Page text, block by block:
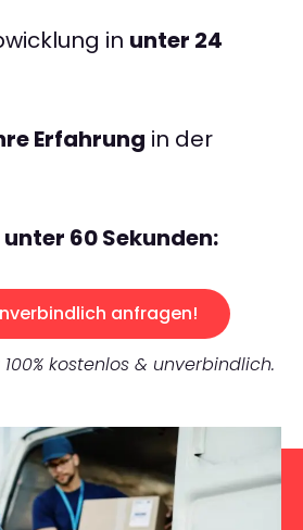
in unter 24
Erfahrung in der
unter 60 Sekunden:
anfragen!
kostenlos & unverbindlich.